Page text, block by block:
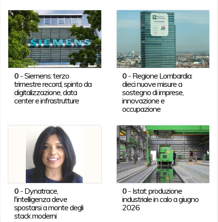
0-Siemens: terzo
trimestre record, spinto da
digitalizzazione, data
center e infrastrutture
0 - Regione Lombardia:
dieci nuove misure a
sostegno di imprese,
innovazione e
occupazione
0- Dynatrace,
l'intelligenza deve
spostarsi a monte degli
stack moderni
0 - Istat: produzione
industriale in calo a giugno
2026